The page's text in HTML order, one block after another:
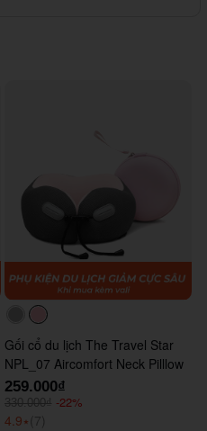
#acacac#ffc0cb
Gối cổ du lịch The Travel Star
NPL_07 Aircomfort Neck Pilllow
259.000₫
330.000₫ -22%
4.9⭑ (7)